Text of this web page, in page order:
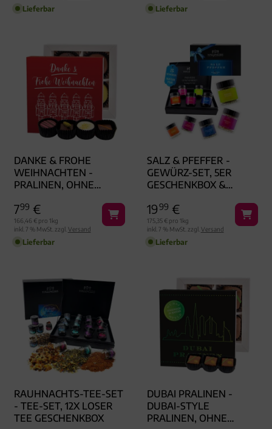
Lieferbar Lieferbar
DANKE & FROHE
WEIHNACHTEN -
PRALINEN, OHNE
799 €
166,46 € pro 1kg
inkl. 7 % MwSt. zzgl. Versand
Lieferbar
SALZ & PFEFFER -
GEWÜRZ-SET, 5ER
GESCHENKBOX &
1999 €
175,35 € pro 1kg
inkl. 7 % MwSt. zzgl. Versand
Lieferbar
RAUHNACHTS-TEE-SET
- TEE-SET, 12X LOSER
TEE GESCHENKBOX
DUBAI PRALINEN -
DUBAI-STYLE
PRALINEN, OHNE